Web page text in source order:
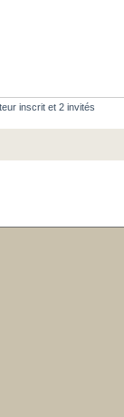
inscrit et 2 invités